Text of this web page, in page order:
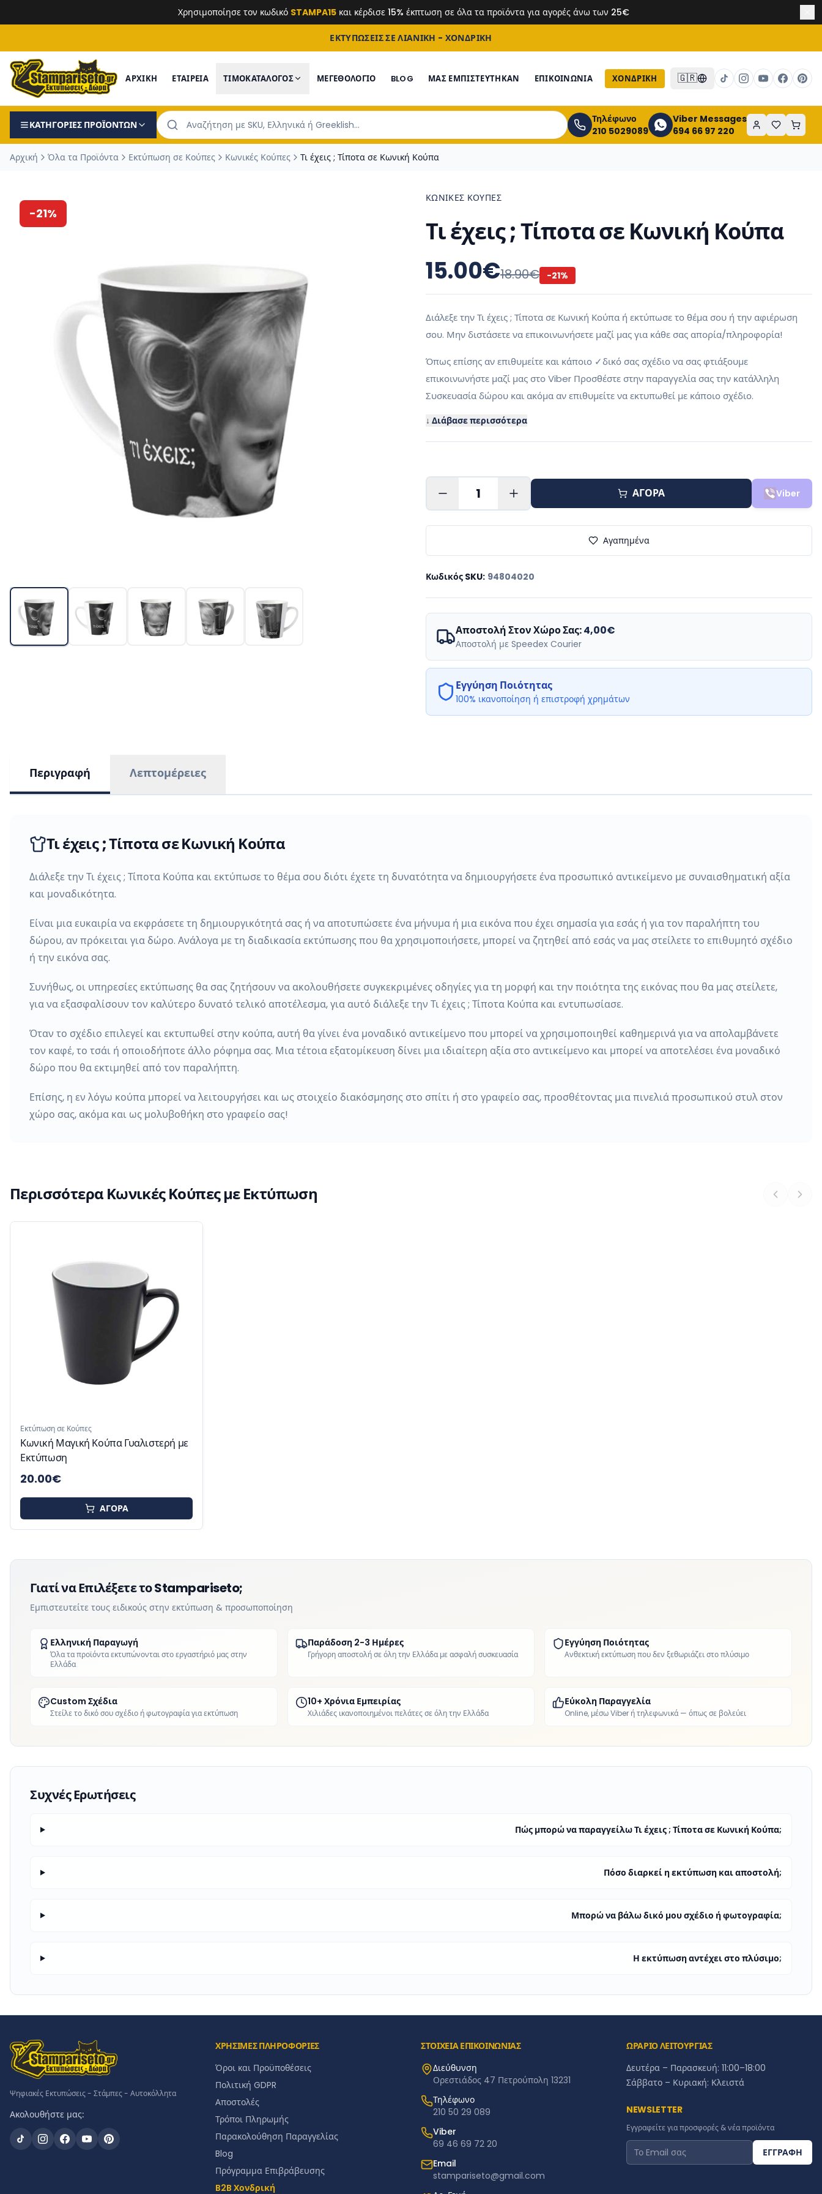
Χρησιμοποίησε τον κωδικό STAMPA15 και κέρδισε 15% έκπτωση σε όλα τα προϊόντα για αγορές άνω των 25€
ΕΚΤΥΠΩΣΕΙΣ ΣΕ ΛΙΑΝΙΚΗ - ΧΟΝΔΡΙΚΗ
ΑΡΧΙΚΗ ΕΤΑΙΡΕΙΑ ΤΙΜΟΚΑΤΑΛΟΓΟΣ ΜΕΓΕΘΟΛΟΓΙΟ BLOG ΜΑΣ ΕΜΠΙΣΤΕΎΤΗΚΑΝ ΕΠΙΚΟΙΝΩΝΙΑ ΧΟΝΔΡΙΚΉ 🇬🇷
ΚΑΤΗΓΟΡΙΕΣ ΠΡΟΪΟΝΤΩΝ
Τηλέφωνο
210 5029089
Viber Messages
694 66 97 220
Αρχική Όλα τα Προϊόντα Εκτύπωση σε Κούπες Κωνικές Κούπες Τι έχεις ; Τίποτα σε Κωνική Κούπα
-21%
ΚΩΝΙΚΈΣ ΚΟΎΠΕΣ
Τι έχεις ; Τίποτα σε Κωνική Κούπα
15.00€18.90€ -21%
Διάλεξε την Τι έχεις ; Τίποτα σε Κωνική Κούπα ή εκτύπωσε το θέμα σου ή την αφιέρωση
σου. Μην διστάσετε να επικοινωνήσετε μαζί μας για κάθε σας απορία/πληροφορία!
Όπως επίσης αν επιθυμείτε και κάποιο ✓δικό σας σχέδιο να σας φτιάξουμε
επικοινωνήστε μαζί μας στο Viber Προσθέστε στην παραγγελία σας την κατάλληλη
Συσκευασία δώρου και ακόμα αν επιθυμείτε να εκτυπωθεί με κάποιο σχέδιο.
↓ Διάβασε περισσότερα
1 ΑΓΟΡΑ Viber
Αγαπημένα
Κωδικός SKU: 94804020
Αποστολή Στον Χώρο Σας:4,00€
Αποστολή με Speedex Courier
Εγγύηση Ποιότητας
100% ικανοποίηση ή επιστροφή χρημάτων
Περιγραφή Λεπτομέρειες
Τι έχεις ; Τίποτα σε Κωνική Κούπα
Διάλεξε την Τι έχεις ; Τίποτα Κούπα και εκτύπωσε το θέμα σου διότι έχετε τη δυνατότητα να δημιουργήσετε ένα προσωπικό αντικείμενο με συναισθηματική αξία
και μοναδικότητα.
Είναι μια ευκαιρία να εκφράσετε τη δημιουργικότητά σας ή να αποτυπώσετε ένα μήνυμα ή μια εικόνα που έχει σημασία για εσάς ή για τον παραλήπτη του
δώρου, αν πρόκειται για δώρο. Ανάλογα με τη διαδικασία εκτύπωσης που θα χρησιμοποιήσετε, μπορεί να ζητηθεί από εσάς να μας στείλετε το επιθυμητό σχέδιο
ή την εικόνα σας.
Συνήθως, οι υπηρεσίες εκτύπωσης θα σας ζητήσουν να ακολουθήσετε συγκεκριμένες οδηγίες για τη μορφή και την ποιότητα της εικόνας που θα μας στείλετε,
για να εξασφαλίσουν τον καλύτερο δυνατό τελικό αποτέλεσμα, για αυτό διάλεξε την Τι έχεις ; Τίποτα Κούπα και εντυπωσίασε.
Όταν το σχέδιο επιλεγεί και εκτυπωθεί στην κούπα, αυτή θα γίνει ένα μοναδικό αντικείμενο που μπορεί να χρησιμοποιηθεί καθημερινά για να απολαμβάνετε
τον καφέ, το τσάι ή οποιοδήποτε άλλο ρόφημα σας. Μια τέτοια εξατομίκευση δίνει μια ιδιαίτερη αξία στο αντικείμενο και μπορεί να αποτελέσει ένα μοναδικό
δώρο που θα εκτιμηθεί από τον παραλήπτη.
Επίσης, η εν λόγω κούπα μπορεί να λειτουργήσει και ως στοιχείο διακόσμησης στο σπίτι ή στο γραφείο σας, προσθέτοντας μια πινελιά προσωπικού στυλ στον
χώρο σας, ακόμα και ως μολυβοθήκη στο γραφείο σας!
Περισσότερα Κωνικές Κούπες με Εκτύπωση
Εκτύπωση σε Κούπες
Κωνική Μαγική Κούπα Γυαλιστερή με
Εκτύπωση
20.00€
ΑΓΟΡΑ
Γιατί να Επιλέξετε το Stampariseto;
Εμπιστευτείτε τους ειδικούς στην εκτύπωση & προσωποποίηση
Ελληνική Παραγωγή
Όλα τα προϊόντα εκτυπώνονται στο εργαστήριό μας στην
Ελλάδα
Παράδοση 2-3 Ημέρες
Γρήγορη αποστολή σε όλη την Ελλάδα με ασφαλή συσκευασία
Εγγύηση Ποιότητας
Ανθεκτική εκτύπωση που δεν ξεθωριάζει στο πλύσιμο
Custom Σχέδια
Στείλε το δικό σου σχέδιο ή φωτογραφία για εκτύπωση
10+ Χρόνια Εμπειρίας
Χιλιάδες ικανοποιημένοι πελάτες σε όλη την Ελλάδα
Εύκολη Παραγγελία
Online, μέσω Viber ή τηλεφωνικά — όπως σε βολεύει
Συχνές Ερωτήσεις
Πώς μπορώ να παραγγείλω Τι έχεις ; Τίποτα σε Κωνική Κούπα;
Πόσο διαρκεί η εκτύπωση και αποστολή;
Μπορώ να βάλω δικό μου σχέδιο ή φωτογραφία;
Η εκτύπωση αντέχει στο πλύσιμο;
Ψηφιακές Εκτυπώσεις - Στάμπες - Αυτοκόλλητα
Ακολουθήστε μας:
ΧΡΗΣΙΜΕΣ ΠΛΗΡΟΦΟΡΙΕΣ
Όροι και Προϋποθέσεις
Πολιτική GDPR
Αποστολές
Τρόποι Πληρωμής
Παρακολούθηση Παραγγελίας
Blog
Πρόγραμμα Επιβράβευσης
B2B Χονδρική
ΣΤΟΙΧΕΙΑ ΕΠΙΚΟΙΝΩΝΙΑΣ
Διεύθυνση
Ορεστιάδος 47 Πετρούπολη 13231
Τηλέφωνο
210 50 29 089
Viber
69 46 69 72 20
Email
stampariseto@gmail.com
ΩΡΑΡΙΟ ΛΕΙΤΟΥΡΓΙΑΣ
Δευτέρα – Παρασκευή: 11:00–18:00
Σάββατο – Κυριακή: Κλειστά
NEWSLETTER
Εγγραφείτε για προσφορές & νέα προϊόντα
ΕΓΓΡΑΦΗ